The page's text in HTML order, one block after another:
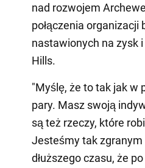
nad rozwojem
połączenia organizacji
nastawionych na zysk
Hills.
"Myślę, że to tak jak w
pary. Masz swoją
są też rzeczy, które
Jesteśmy tak zgranym
dłuższego czasu, że